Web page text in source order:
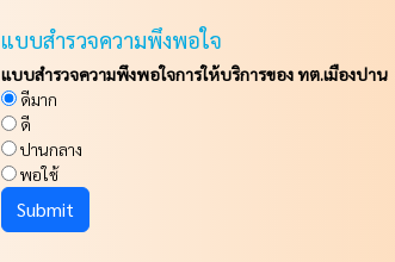
แบบสำรวจความพึงพอใจ
แบบสำรวจความพึงพอใจการให้บริการของ ทต.เมืองปาน
ดีมาก
ดี
ปานกลาง
พอใช้